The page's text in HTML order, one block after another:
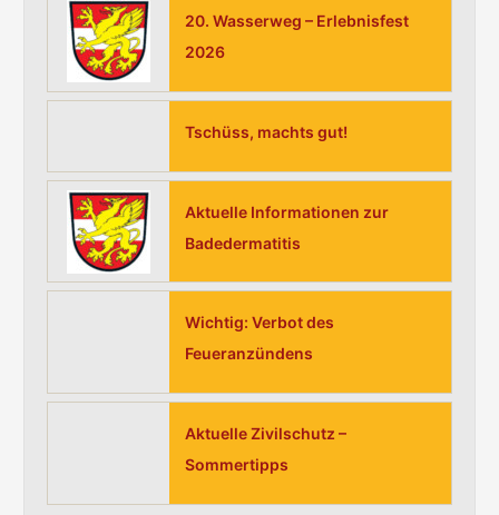
c
20. Wasserweg – Erlebnisfest
2026
Tschüss, machts gut!
Aktuelle Informationen zur
Badedermatitis
Wichtig: Verbot des
Feueranzündens
Aktuelle Zivilschutz –
Sommertipps